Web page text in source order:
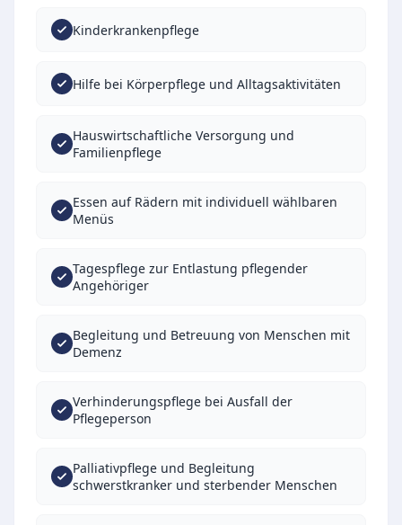
Kinderkrankenpflege
Hilfe bei Körperpflege und Alltagsaktivitäten
Hauswirtschaftliche Versorgung und
Familienpflege
Essen auf Rädern mit individuell wählbaren
Menüs
Tagespflege zur Entlastung pflegender
Angehöriger
Begleitung und Betreuung von Menschen mit
Demenz
Verhinderungspflege bei Ausfall der
Pflegeperson
Palliativpflege und Begleitung
schwerstkranker und sterbender Menschen